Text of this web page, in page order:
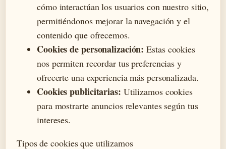
cómo interactúan los usuarios con nuestro sitio,
permitiéndonos mejorar la navegación y el
contenido que ofrecemos.
Cookies de personalización: Estas cookies
nos permiten recordar tus preferencias y
ofrecerte una experiencia más personalizada.
Cookies publicitarias: Utilizamos cookies
para mostrarte anuncios relevantes según tus
intereses.
Tipos de cookies que utilizamos